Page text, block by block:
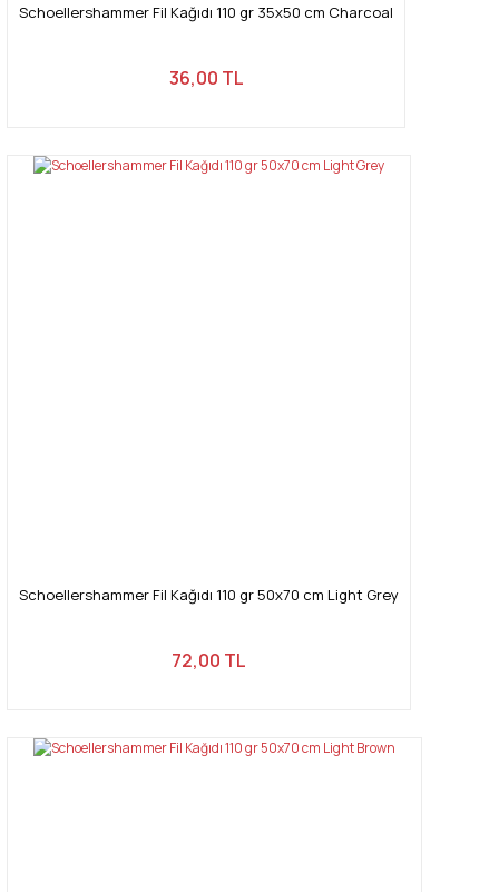
Schoellershammer Fil Kağıdı 110 gr 35x50 cm Charcoal
36,00 TL
Schoellershammer Fil Kağıdı 110 gr 50x70 cm Light Grey
72,00 TL